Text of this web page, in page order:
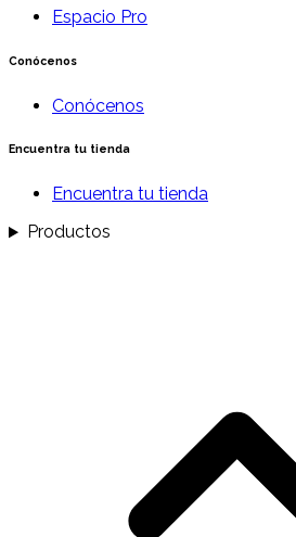
Espacio Pro
Conócenos
Conócenos
Encuentra tu tienda
Encuentra tu tienda
Productos